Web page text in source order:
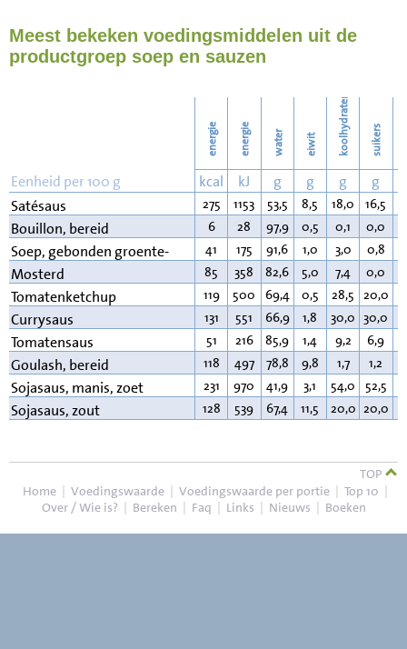
Strijken 14
16
Meest bekeken voedingsmiddelen uit de
productgroep soep en sauzen
energie energie water eiwit koolhydraten suikers
Eenheid per 100 g kcal kJ g g g g
Satésaus
275 1153 53,5 8,5 18,0 16,5
Bouillon, bereid 6 28 97,9 0,5 0,1 0,0
Soep, gebonden groente- 41 175 91,6 1,0 3,0 0,8
Mosterd 85 358 82,6 5,0 7,4 0,0
Tomatenketchup 119 500 69,4 0,5 28,5 20,0
Currysaus 131 551 66,9 1,8 30,0 30,0
Tomatensaus 51 216 85,9 1,4 9,2 6,9
Goulash, bereid 118 497 78,8 9,8 1,7 1,2
Sojasaus, manis, zoet 231 970 41,9 3,1 54,0 52,5
Sojasaus, zout 128 539 67,4 11,5 20,0 20,0
TOP
Home | Voedingswaarde | Voedingswaarde per portie | Top 10 |
Over / Wie is? | Bereken | Faq | Links | Nieuws | Boeken